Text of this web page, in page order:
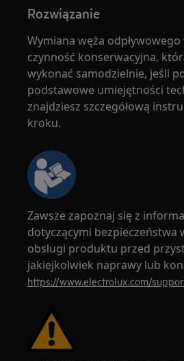
Rozwiązanie
Wymiana węża
czynność konserwacyjna,
wykonać samodzielnie, jeśli
podstawowe umiejętności
znajdziesz szczegółową
kroku.
Zawsze zapoznaj się z
dotyczącymi bezpieczeństwa
obsługi produktu przed
jakiejkolwiek naprawy lub
https://www.electrolux.com/